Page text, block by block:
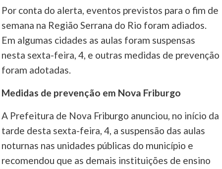
Por conta do alerta, eventos previstos para o fim de
semana na Região Serrana do Rio foram adiados.
Em algumas cidades as aulas foram suspensas
nesta sexta-feira, 4, e outras medidas de prevenção
foram adotadas.
Medidas de prevenção em Nova Friburgo
A Prefeitura de Nova Friburgo anunciou, no início da
tarde desta sexta-feira, 4, a suspensão das aulas
noturnas nas unidades públicas do município e
recomendou que as demais instituições de ensino